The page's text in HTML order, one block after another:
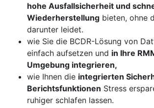
hohe Ausfallsicherheit und
Wiederherstellung bieten, ohne
darunter leidet.
wie Sie die BCDR-Lösung von
einfach aufsetzen und in Ihre
Umgebung integrieren,
wie Ihnen die integrierten
Berichtsfunktionen Stress
ruhiger schlafen lassen.